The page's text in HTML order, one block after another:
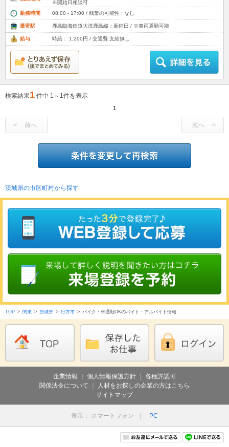
※開始日相談可
勤務時間
08:00 - 17:00 / 残業の可能性 : なし
最寄駅 鹿島臨海鉄道大洗鹿島線：新鉾田 / ※車両通勤可能
給与 時給： 1,200円 / 交通費 支給無し
検索結果1 件中 1～1件を表示
1
前へ 次へ
茨城県の市区町村から探す
TOP > 関東 > 茨城県 > 行方市 > バイク・車通勤OKのバイト・アルバイト情報
企業情報 ｜ 個人情報保護方針 ｜ 各種許認可
関係法令について ｜
人材をお探しの企業の方はこちら
サイトマップ
表示： スマートフォン | PC